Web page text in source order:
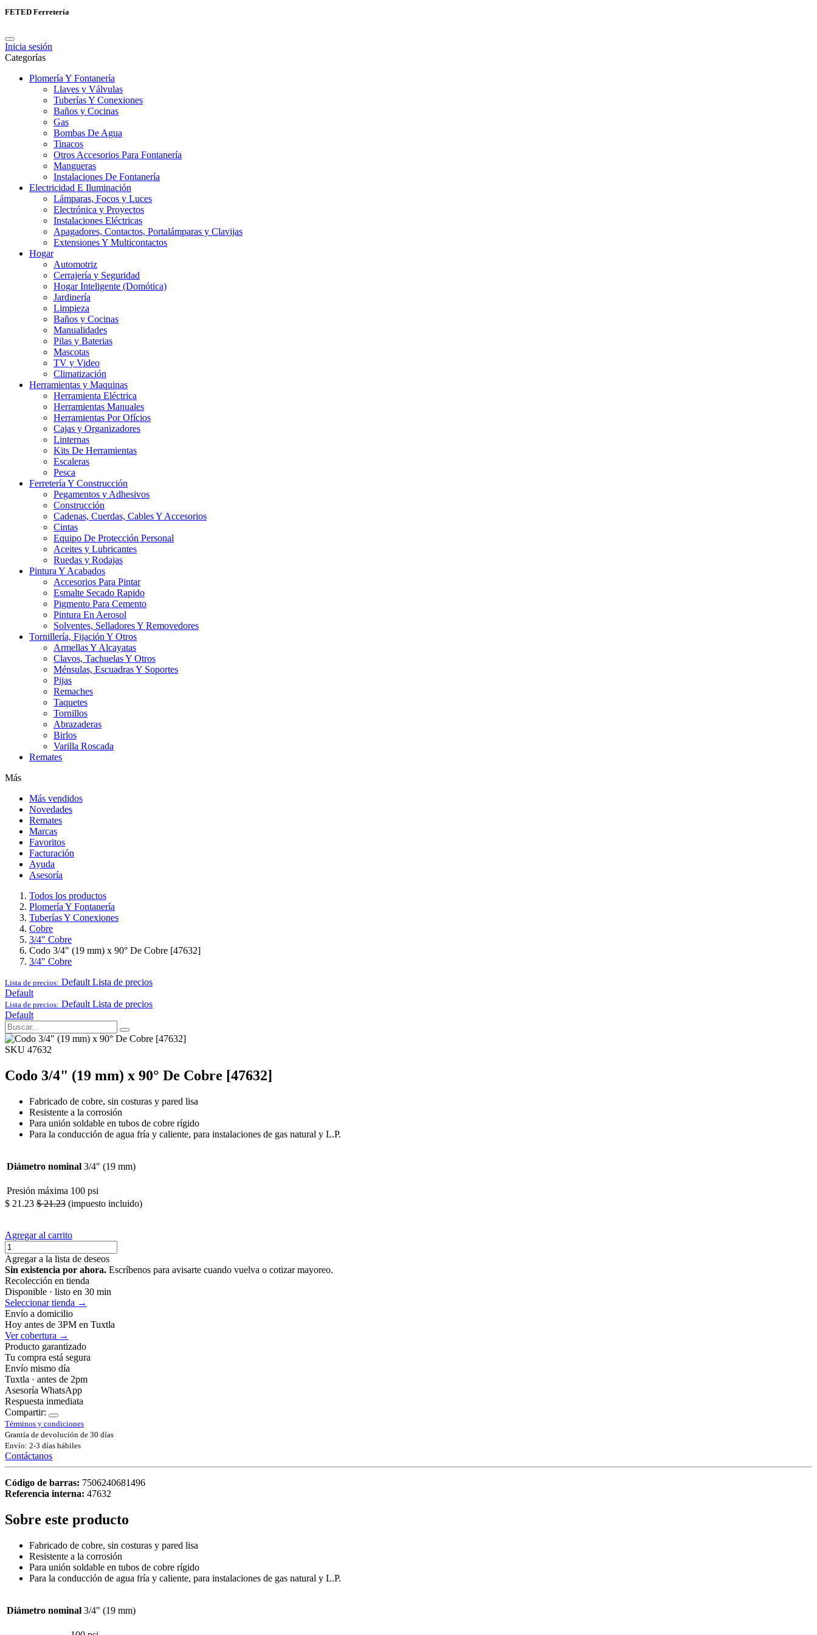
FETED Ferretería
Inicia sesión
Categorías
Plomería Y Fontanería
Llaves y Válvulas
Tuberías Y Conexiones
Baños y Cocinas
Gas
Bombas De Agua
Tinacos
Otros Accesorios Para Fontanería
Mangueras
Instalaciones De Fontanería
Electricidad E Iluminación
Lámparas, Focos y Luces
Electrónica y Proyectos
Instalaciones Eléctricas
Apagadores, Contactos, Portalámparas y Clavijas
Extensiones Y Multicontactos
Hogar
Automotriz
Cerrajería y Seguridad
Hogar Inteligente (Domótica)
Jardinería
Limpieza
Baños y Cocinas
Manualidades
Pilas y Baterias
Mascotas
TV y Video
Climatización
Herramientas y Maquinas
Herramienta Eléctrica
Herramientas Manuales
Herramientas Por Ofícios
Cajas y Organizadores
Linternas
Kits De Herramientas
Escaleras
Pesca
Ferretería Y Construcción
Pegamentos y Adhesivos
Construcción
Cadenas, Cuerdas, Cables Y Accesorios
Cintas
Equipo De Protección Personal
Aceites y Lubricantes
Ruedas y Rodajas
Pintura Y Acabados
Accesorios Para Pintar
Esmalte Secado Rapido
Pigmento Para Cemento
Pintura En Aerosol
Solventes, Selladores Y Removedores
Tornillería, Fijación Y Otros
Armellas Y Alcayatas
Clavos, Tachuelas Y Otros
Ménsulas, Escuadras Y Soportes
Pijas
Remaches
Taquetes
Tornillos
Abrazaderas
Birlos
Varilla Roscada
Remates
Más
Más vendidos
Novedades
Remates
Marcas
Favoritos
Facturación
Ayuda
Asesoría
Todos los productos
Plomería Y Fontanería
Tuberías Y Conexiones
Cobre
3/4" Cobre
Codo 3/4" (19 mm) x 90° De Cobre [47632]
3/4" Cobre
Lista de precios: Default Lista de precios
Default
Lista de precios: Default Lista de precios
Default
SKU 47632
Codo 3/4" (19 mm) x 90° De Cobre [47632]
Fabricado de cobre, sin costuras y pared lisa
Resistente a la corrosión
Para unión soldable en tubos de cobre rígido
Para la conducción de agua fría y caliente, para instalaciones de gas natural y L.P.
Diámetro nominal 3/4" (19 mm)
Presión máxima 100 psi
$ 21.23 $21.23 (impuesto incluido)
Agregar al carrito
Agregar a la lista de deseos
Sin existencia por ahora. Escríbenos para avisarte cuando vuelva o cotizar mayoreo.
Recolección en tienda
Disponible · listo en 30 min
Seleccionar tienda →
Envío a domicilio
Hoy antes de 3PM en Tuxtla
Ver cobertura →
Producto garantizado
Tu compra está segura
Envío mismo día
Tuxtla · antes de 2pm
Asesoría WhatsApp
Respuesta inmediata
Compartir:
Términos y condiciones
Grantía de devolución de 30 días
Envío: 2-3 días hábiles
Contáctanos
Código de barras: 7506240681496
Referencia interna: 47632
Sobre este producto
Fabricado de cobre, sin costuras y pared lisa
Resistente a la corrosión
Para unión soldable en tubos de cobre rígido
Para la conducción de agua fría y caliente, para instalaciones de gas natural y L.P.
Diámetro nominal 3/4" (19 mm)